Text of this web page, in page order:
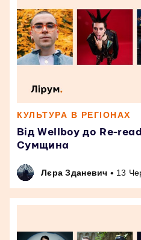
КУЛЬТУРА В РЕГІОНАХ
Від Wellboy до Re-
Сумщина
Лєра Зданевич • 13